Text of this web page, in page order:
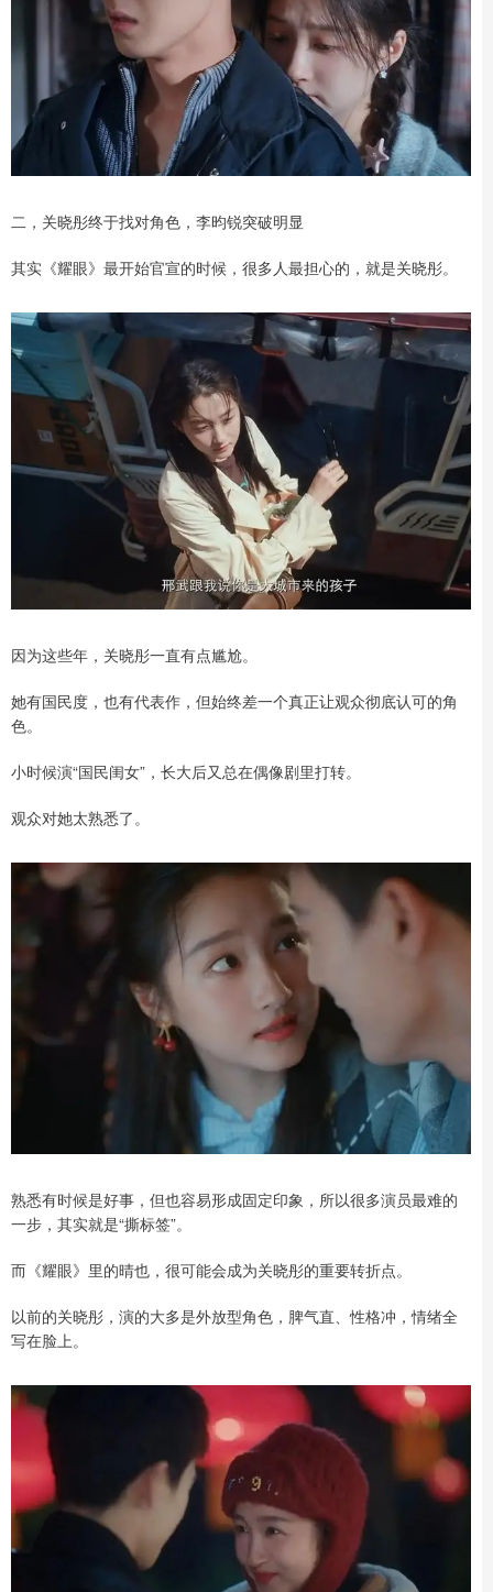
二，关晓彤终于找对角色，李昀锐突破明显
其实《耀眼》最开始官宣的时候，很多人最担心的，就是关晓彤。
因为这些年，关晓彤一直有点尴尬。
她有国民度，也有代表作，但始终差一个真正让观众彻底认可的角
色。
小时候演“国民闺女”，长大后又总在偶像剧里打转。
观众对她太熟悉了。
熟悉有时候是好事，但也容易形成固定印象，所以很多演员最难的
一步，其实就是“撕标签”。
而《耀眼》里的晴也，很可能会成为关晓彤的重要转折点。
以前的关晓彤，演的大多是外放型角色，脾气直、性格冲，情绪全
写在脸上。